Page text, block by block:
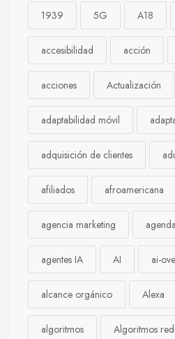
1939 5G A18
accesibilidad acción
acciones Actualización
adaptabilidad móvil
adquisición de clientes
afiliados afroamericana
agencia marketing
agentes IA AI ai-
alcance orgánico Alexa
algoritmos Algoritmos